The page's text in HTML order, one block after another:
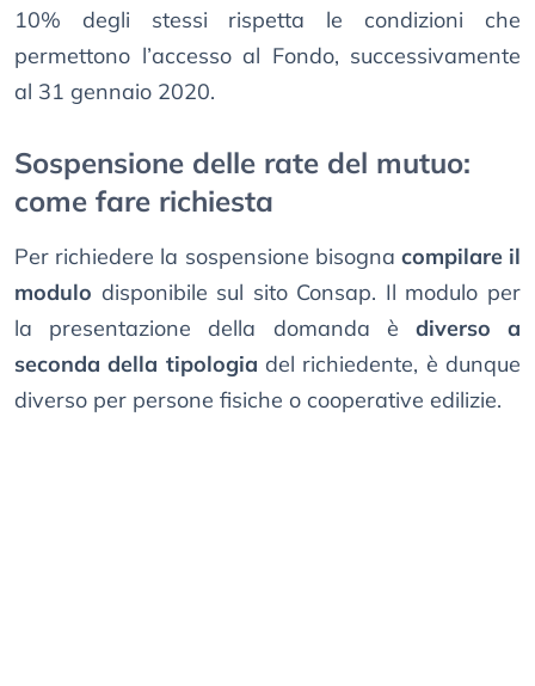
10% degli stessi rispetta le condizioni che
permettono l’accesso al Fondo, successivamente
al 31 gennaio 2020.
Sospensione delle rate del mutuo:
come fare richiesta
Per richiedere la sospensione bisogna compilare il
modulo disponibile sul sito Consap. Il modulo per
la presentazione della domanda è diverso a
seconda della tipologia del richiedente, è dunque
diverso per persone fisiche o cooperative edilizie.